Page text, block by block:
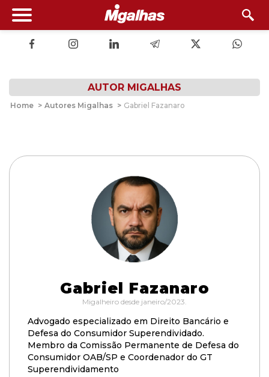
AUTOR MIGALHAS
Home > Autores Migalhas > Gabriel Fazanaro
Gabriel Fazanaro
Migalheiro desde janeiro/2023.
Advogado especializado em Direito Bancário e
Defesa do Consumidor Superendividado.
Membro da Comissão Permanente de Defesa do
Consumidor OAB/SP e Coordenador do GT
Superendividamento